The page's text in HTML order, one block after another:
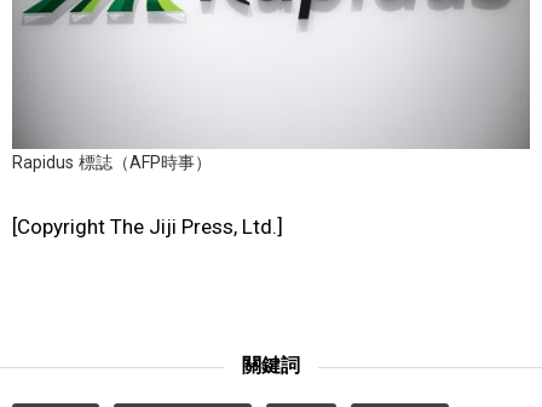
Rapidus 標誌（AFP時事）
[Copyright The Jiji Press, Ltd.]
關鍵詞